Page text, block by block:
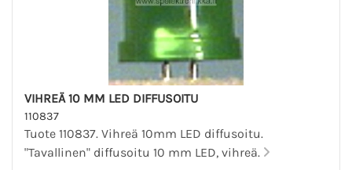
VIHREÄ 10 MM LED DIFFUSOITU
110837
Tuote 110837. Vihreä 10mm LED diffusoitu.
"Tavallinen" diffusoitu 10 mm LED, vihreä.